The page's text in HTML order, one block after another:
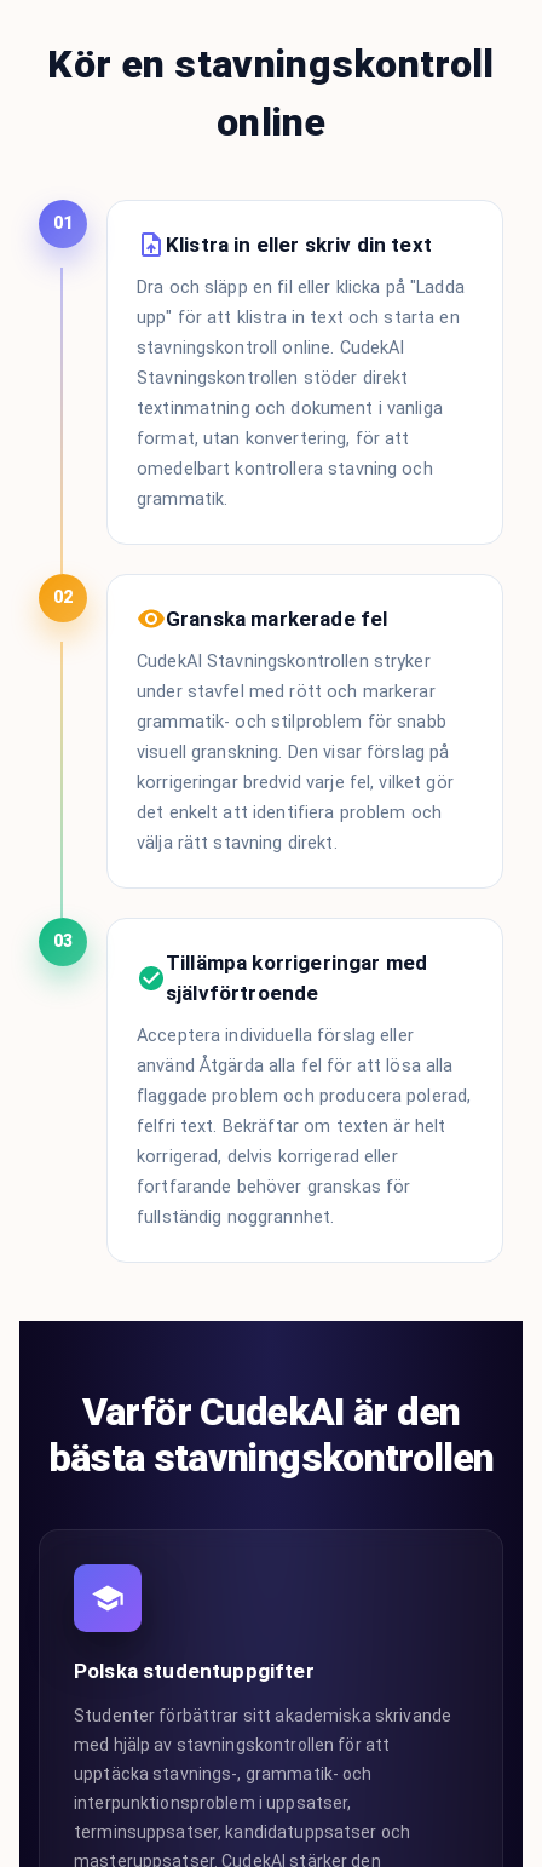
Kör en stavningskontroll
online
01
Klistra in eller skriv din text
Dra och släpp en fil eller klicka på "Ladda
upp" för att klistra in text och starta en
stavningskontroll online. CudekAI
Stavningskontrollen stöder direkt
textinmatning och dokument i vanliga
format, utan konvertering, för att
omedelbart kontrollera stavning och
grammatik.
02
Granska markerade fel
CudekAI Stavningskontrollen stryker
under stavfel med rött och markerar
grammatik- och stilproblem för snabb
visuell granskning. Den visar förslag på
korrigeringar bredvid varje fel, vilket gör
det enkelt att identifiera problem och
välja rätt stavning direkt.
03
Tillämpa korrigeringar med
självförtroende
Acceptera individuella förslag eller
använd Åtgärda alla fel för att lösa alla
flaggade problem och producera polerad,
felfri text. Bekräftar om texten är helt
korrigerad, delvis korrigerad eller
fortfarande behöver granskas för
fullständig noggrannhet.
Varför CudekAI är den
bästa stavningskontrollen
Polska studentuppgifter
Studenter förbättrar sitt akademiska skrivande
med hjälp av stavningskontrollen för att
upptäcka stavnings-, grammatik- och
interpunktionsproblem i uppsatser,
terminsuppsatser, kandidatuppsatser och
masteruppsatser. CudekAI stärker den